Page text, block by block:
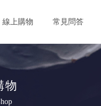
線上購物 常見問答
物